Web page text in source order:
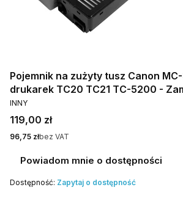
Pojemnik na zużyty tusz Canon
drukarek TC20 TC21 TC-5200 -
PRODUCENT
INNY
Cena
119,00 zł
Cena
96,75 złbez VAT
Powiadom mnie o dostępności
Dostępność: Zapytaj o dostępność